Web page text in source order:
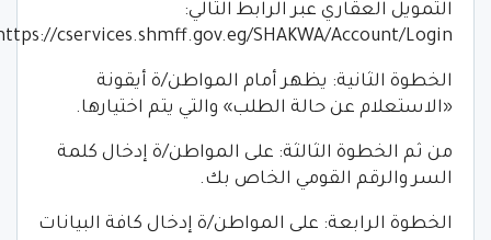
التمويل العقاري عبر الرابط التالي:
cservices.shmff.gov.eg/SHAKWA/Account/Login.
الخطوة الثانية: يظهر أمام المواطن/ة أيقونة
«الاستعلام عن حالة الطلب» والتي يتم اختيارها.
من ثم الخطوة الثالثة: على المواطن/ة إدخال كلمة
السر والرقم القومي الخاص بك.
الخطوة الرابعة: على المواطن/ة إدخال كافة البيانات